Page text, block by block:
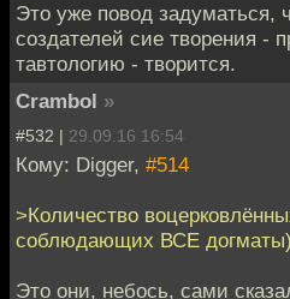
Это уже повод задуматься,
создателей сие творения -
тавтологию - творится.
Crambol »
#532 | 29.09.16 16:54
Кому: Digger, #514
>Количество
соблюдающих ВСЕ
Это они, небось, сами